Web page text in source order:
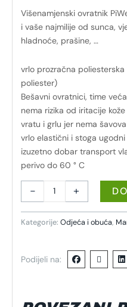
Višenamjenski ovratnik
i vaše najmilije od sunca,
hladnoće, prašine, …
vrlo prozračna
poliester)
Bešavni ovratnici, time
nema rizika od iritacije
vratu i grlu jer nema šavova
vrlo elastični i stoga ugodni
izuzetno dobar transport
perivo do 60 ° C
- +
Kategorije: Odjeća i obuća,
Podijeli na: